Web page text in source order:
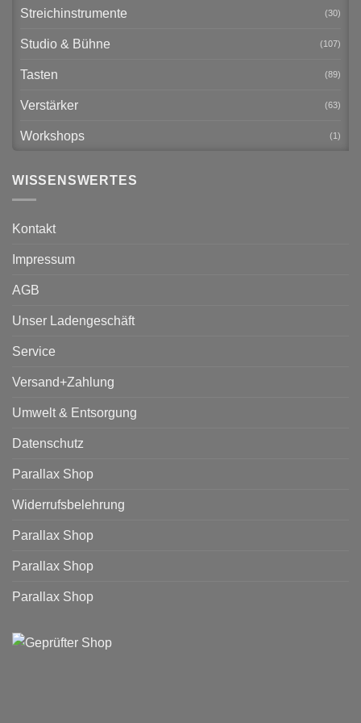
Streichinstrumente (30)
Studio & Bühne (107)
Tasten (89)
Verstärker (63)
Workshops (1)
WISSENSWERTES
Kontakt
Impressum
AGB
Unser Ladengeschäft
Service
Versand+Zahlung
Umwelt & Entsorgung
Datenschutz
Parallax Shop
Widerrufsbelehrung
Parallax Shop
Parallax Shop
Parallax Shop